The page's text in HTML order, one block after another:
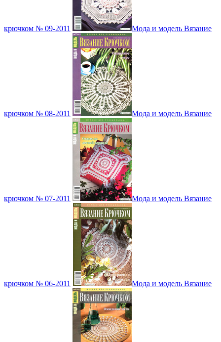
крючком № 09-2011 Мода и модель Вязание
крючком № 08-2011 Мода и модель Вязание
крючком № 07-2011 Мода и модель Вязание
крючком № 06-2011 Мода и модель Вязание